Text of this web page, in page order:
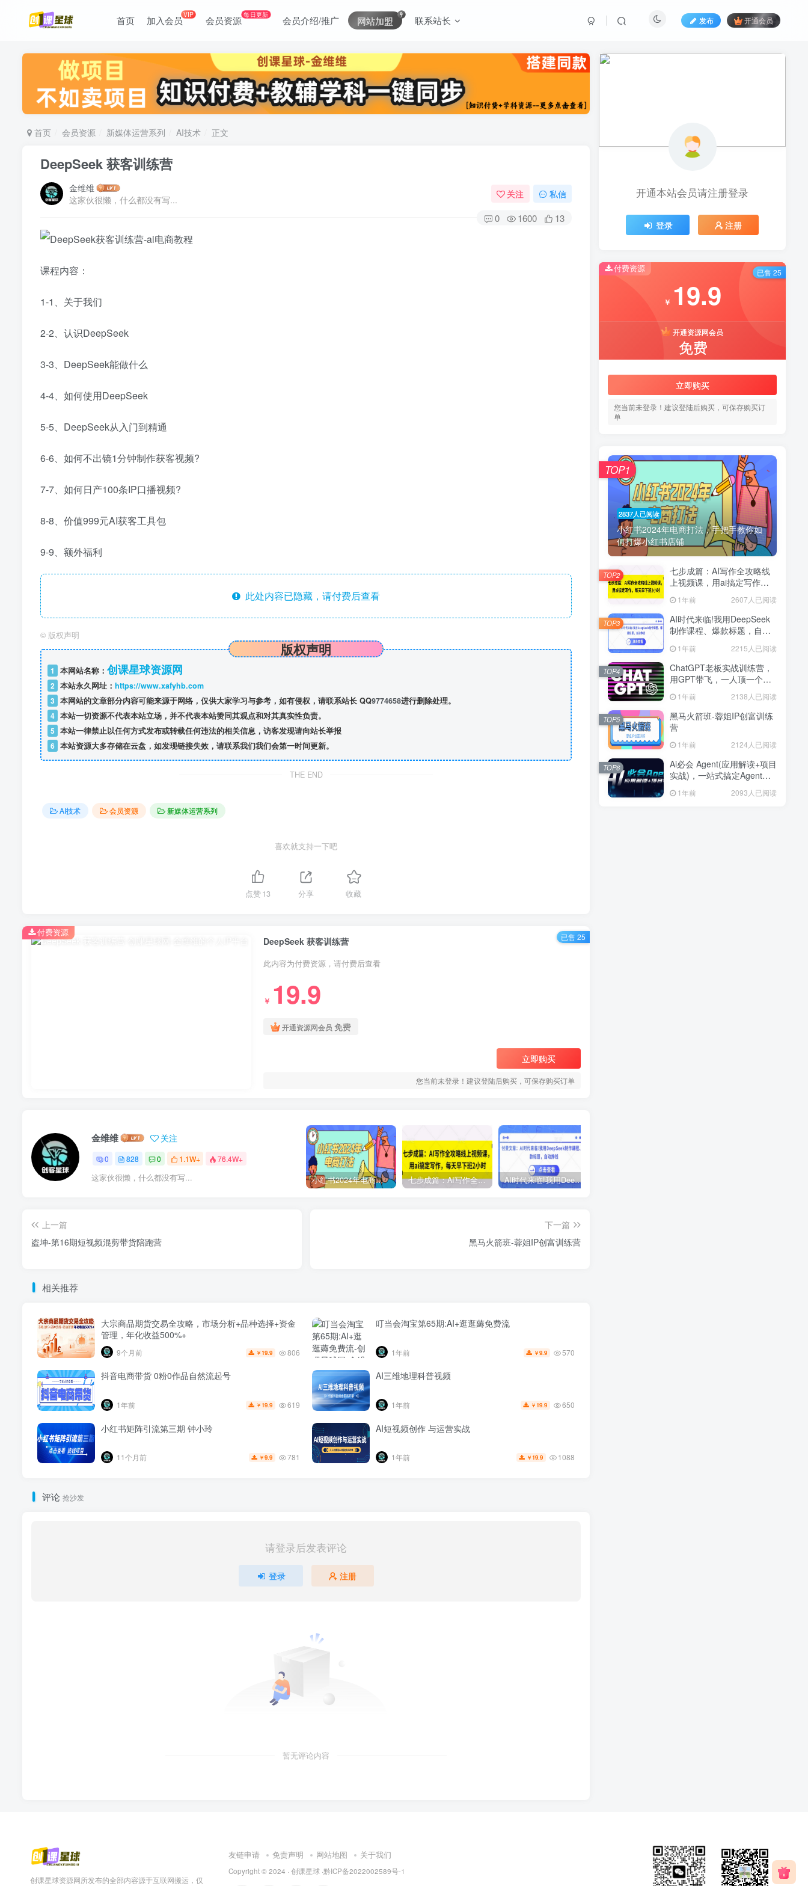
首页 加入会员VIP 会员资源 每日更新 会员介绍/推广 网站加盟 联系站长 发布 开通会员
首页 会员资源 新媒体运营系列 AI技术 正文
DeepSeek 获客训练营
金维维
这家伙很懒，什么都没有写...
关注 私信
0 1600 13
课程内容：
1-1、关于我们
2-2、认识DeepSeek
3-3、DeepSeek能做什么
4-4、如何使用DeepSeek
5-5、DeepSeek从入门到精通
6-6、如何不出镜1分钟制作获客视频?
7-7、如何日产100条IP口播视频?
8-8、价值999元AI获客工具包
9-9、额外福利
此处内容已隐藏，请付费后查看
© 版权声明
版权声明
1 本网站名称： 创课星球资源网
2 本站永久网址： https://www.xafyhb.com
3 本网站的文章部分内容可能来源于网络，仅供大家学习与参考，如有侵权，请联系站长 QQ9774658进行删除处理。
4 本站一切资源不代表本站立场，并不代表本站赞同其观点和对其真实性负责。
5 本站一律禁止以任何方式发布或转载任何违法的相关信息，访客发现请向站长举报
6 本站资源大多存储在云盘，如发现链接失效，请联系我们我们会第一时间更新。
THE END
AI技术 会员资源 新媒体运营系列
喜欢就支持一下吧
点赞13 分享 收藏
DeepSeek 获客训练营
此内容为付费资源，请付费后查看
￥ 19.9
开通资源网会员 免费
立即购买
您当前未登录！建议登陆后购买，可保存购买订单
付费资源 已售 25
金维维 关注
0 828 0 1.1W+ 76.4W+
这家伙很懒，什么都没有写... 小红书2024年电商打法，手把手教你如何打爆小红书店铺 七步成篇：AI写作全攻略线上视频课，用ai搞定写作，每天早下班2小时 AI时代来临!我用DeepSeek制作课程、爆款标题，自动挣钱
上一篇
盗坤-第16期短视频混剪带货陪跑营
下一篇
黑马火箭班-蓉姐IP创富训练营
相关推荐
大宗商品期货交易全攻略，市场分析+品种选择+资金
管理，年化收益500%+
9个月前 ￥ 19.9 806
叮当会淘宝第65期:AI+逛逛薅免费流
1年前 ￥9.9 570
抖音电商带货 0粉0作品自然流起号
1年前 ￥ 19.9 619
AI三维地理科普视频
1年前 ￥ 19.9 650
小红书矩阵引流第三期 钟小玲
11个月前 ￥9.9 781
AI短视频创作 与运营实战
1年前 ￥ 19.9 1088
评论 抢沙发
请登录后发表评论
登录 注册
暂无评论内容
开通本站会员请注册登录
登录 注册
付费资源
￥ 19.9
开通资源网会员
免费
立即购买
您当前未登录！建议登陆后购买，可保存购买订
单
已售 25
2837人已阅读
小红书2024年电商打法，手把手教你如
何打爆小红书店铺
TOP1
七步成篇：AI写作全攻略线
上视频课，用ai搞定写作，
每天早下班2小时
1年前 2607人已阅读
TOP2
AI时代来临!我用DeepSeek
制作课程、爆款标题，自动
1年前 2215人已阅读
TOP3
ChatGPT老板实战训练营，
用GPT带飞，一人顶一个团
1年前 2138人已阅读
TOP4
黑马火箭班-蓉姐IP创富训练
营
1年前 2124人已阅读
TOP5
Ai必会 Agent(应用解读+项目
实战)，一站式搞定Agent应
1年前 2093人已阅读
TOP6
创课星球资源网所发布的全部内容源于互联网搬运，仅
友链申请 免责声明 网站地图 关于我们
Copyright © 2024 · 创课星球 ·黔ICP备2022002589号-1